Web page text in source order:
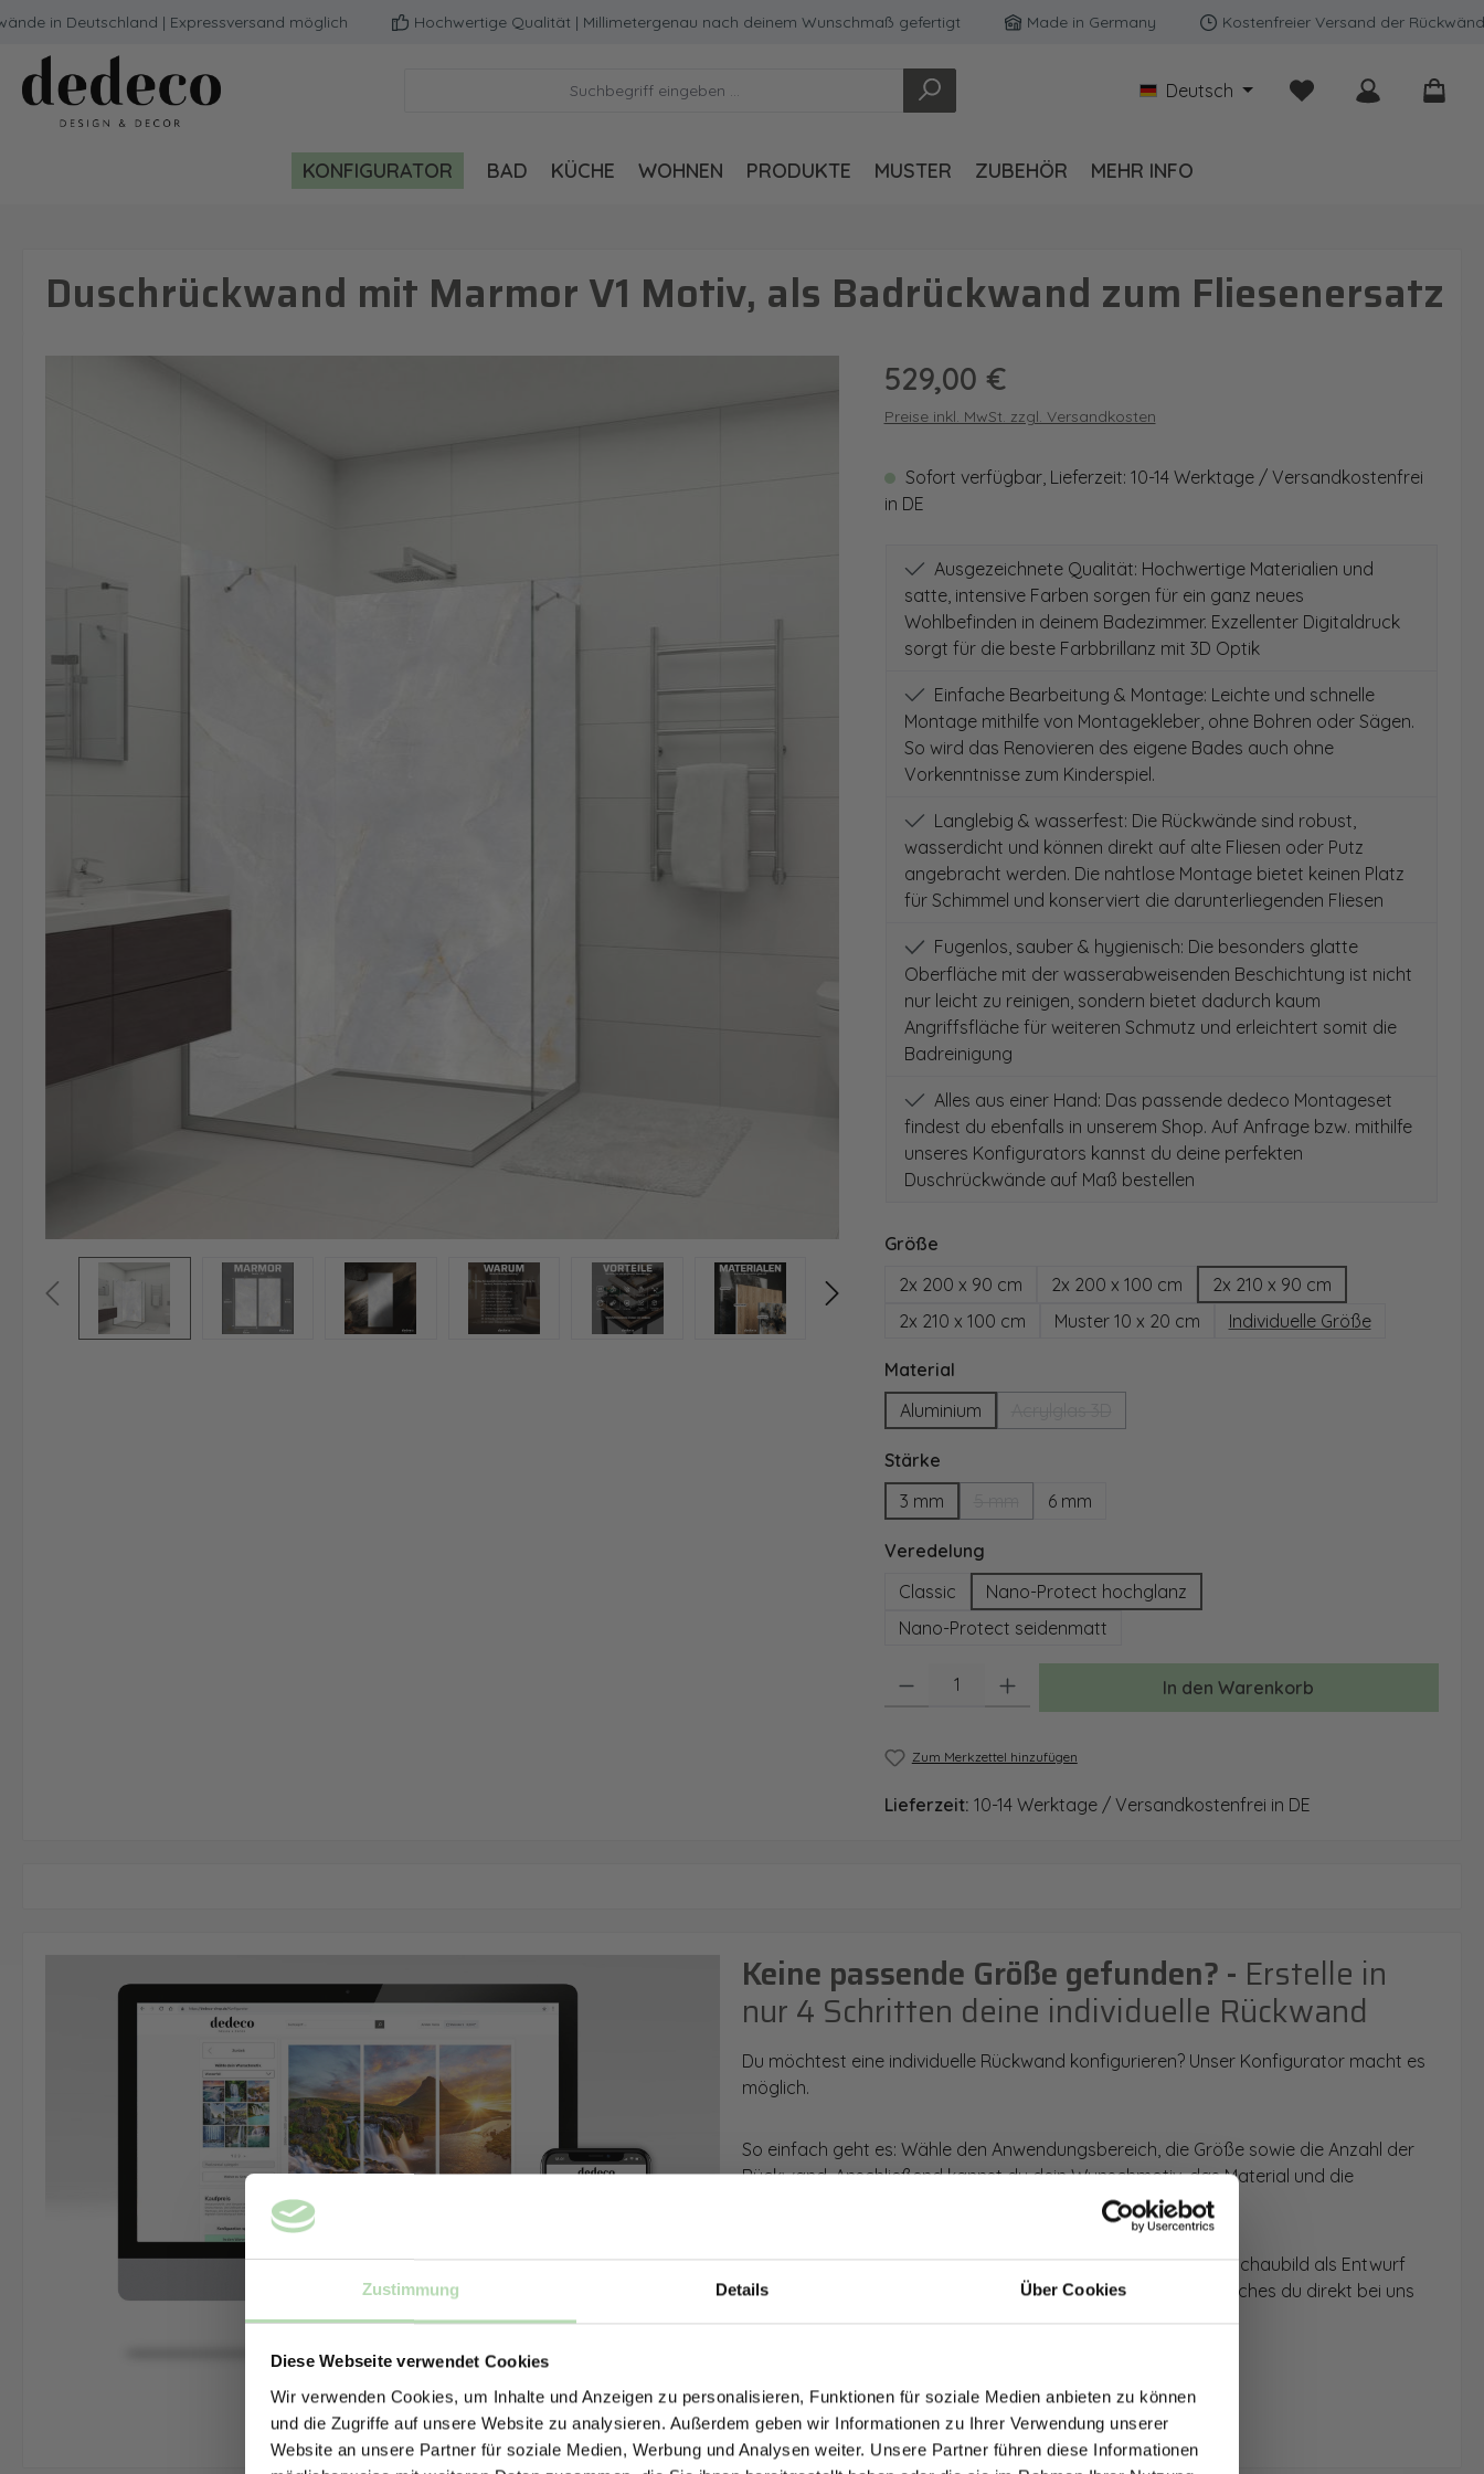
Zustimmung Details Über Cookies
Diese Webseite verwendet Cookies
Wir verwenden Cookies, um Inhalte und Anzeigen zu personalisieren, Funktionen für soziale Medien anbieten zu können
und die Zugriffe auf unsere Website zu analysieren. Außerdem geben wir Informationen zu Ihrer Verwendung unserer
Website an unsere Partner für soziale Medien, Werbung und Analysen weiter. Unsere Partner führen diese Informationen
Hauptinhalt springen
Zur Suche springen
Zur Hauptnavigation springen
Deutschland | Expressversand möglich Hochwertige Qualität | Millimetergenau nach deinem Wunschmaß gefertigt Made in Germany Kostenfreier Versand der Rückwände in
Deutsch Du hast 0 Produkte
KONFIGURATOR BAD KÜCHE WOHNEN PRODUKTE MUSTER ZUBEHÖR MEHR INFO
Duschrückwand mit Marmor V1 Motiv, als Badrückwand zum Fliesenersatz
Regulärer Preis:
529,00 €
Preise inkl. MwSt. zzgl. Versandkosten
Sofort verfügbar, Lieferzeit: 10-14 Werktage / Versandkostenfrei
in DE
Ausgezeichnete Qualität: Hochwertige Materialien und
satte, intensive Farben sorgen für ein ganz neues
Wohlbefinden in deinem Badezimmer. Exzellenter Digitaldruck
sorgt für die beste Farbbrillanz mit 3D Optik
Einfache Bearbeitung & Montage: Leichte und schnelle
Montage mithilfe von Montagekleber, ohne Bohren oder Sägen.
So wird das Renovieren des eigene Bades auch ohne
Vorkenntnisse zum Kinderspiel.
Langlebig & wasserfest: Die Rückwände sind robust,
wasserdicht und können direkt auf alte Fliesen oder Putz
angebracht werden. Die nahtlose Montage bietet keinen Platz
für Schimmel und konserviert die darunterliegenden Fliesen
Fugenlos, sauber & hygienisch: Die besonders glatte
Oberfläche mit der wasserabweisenden Beschichtung ist nicht
nur leicht zu reinigen, sondern bietet dadurch kaum
Angriffsfläche für weiteren Schmutz und erleichtert somit die
Badreinigung
Alles aus einer Hand: Das passende dedeco Montageset
findest du ebenfalls in unserem Shop. Auf Anfrage bzw. mithilfe
unseres Konfigurators kannst du deine perfekten
Duschrückwände auf Maß bestellen
Größeauswählen
2x 200 x 90 cm
2x 200 x 100 cm
2x 210 x 90 cm
2x 210 x 100 cm
Muster 10 x 20 cm Individuelle Größe
Materialauswählen
Aluminium
Stärkeauswählen
3 mm
(Diese Option ist zurzeit nicht verfügbar.)
6 mm
Veredelungauswählen
Classic
Nano-Protect hochglanz
Nano-Protect seidenmatt
Produkt Anzahl: Gib den gewünschten Wert ein oder benutze die Schaltflächen
In den Warenkorb
Zum Merkzettel hinzufügen
Lieferzeit: 10-14 Werktage / Versandkostenfrei in DE
Keine passende Größe gefunden? - Erstelle in
nur 4 Schritten deine individuelle Rückwand
Du möchtest eine individuelle Rückwand konfigurieren? Unser Konfigurator macht es
möglich.
So einfach geht es: Wähle den Anwendungsbereich, die Größe sowie die Anzahl der
Rückwand. Anschließend kannst du dein Wunschmotiv, das Material und die
Mithilfe unseres Konfigurators werden dir die Rückwände im Schaubild als Entwurf
dargestellt. Parallel erhältst du dein individuelles Angebot, welches du direkt bei uns
bestellen kannst.
Zum Konfigurator
Jetzt zum Newsletter anmelden.